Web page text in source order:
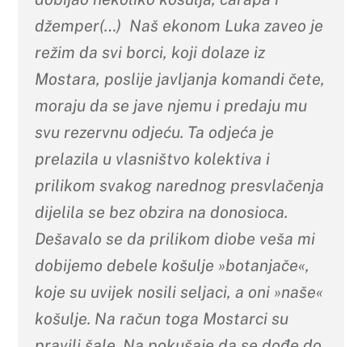
džemper(…) Naš ekonom Luka zaveo je
režim da svi borci, koji dolaze iz
Mostara, poslije javljanja komandi čete,
moraju da se jave njemu i predaju mu
svu rezervnu odjeću. Ta odjeća je
prelazila u vlasništvo kolektiva i
prilikom svakog narednog presvlačenja
dijelila se bez obzira na donosioca.
Dešavalo se da prilikom diobe veša mi
dobijemo debele košulje »botanjače«,
koje su uvijek nosili seljaci, a oni »naše«
košulje. Na račun toga Mostarci su